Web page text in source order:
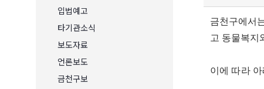
입법예고
타기관소식
보도자료
언론보도
금천구보
금천구에서
고 동물복지
이에 따라